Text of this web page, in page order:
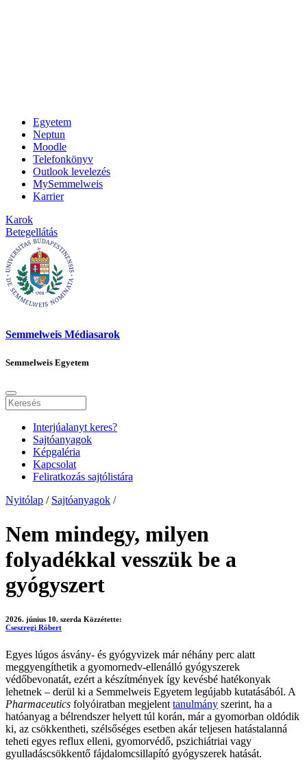
Egyetem
Neptun
Moodle
Telefonkönyv
Outlook levelezés
MySemmelweis
Karrier
Karok
Betegellátás
Semmelweis Médiasarok
Semmelweis Egyetem
Interjúalanyt keres?
Sajtóanyagok
Képgaléria
Kapcsolat
Feliratkozás sajtólistára
Nyitólap / Sajtóanyagok /
Nem mindegy, milyen
folyadékkal vesszük be a
gyógyszert
2026. június 10. szerda Közzétette:
Cseszregi Róbert
Egyes lúgos ásvány- és gyógyvizek már néhány perc alatt
meggyengíthetik a gyomornedv-ellenálló gyógyszerek
védőbevonatát, ezért a készítmények így kevésbé hatékonyak
lehetnek – derül ki a Semmelweis Egyetem legújabb kutatásából. A
Pharmaceutics folyóiratban megjelent tanulmány szerint, ha a
hatóanyag a bélrendszer helyett túl korán, már a gyomorban oldódik
ki, az csökkentheti, szélsőséges esetben akár teljesen hatástalanná
teheti egyes reflux elleni, gyomorvédő, pszichiátriai vagy
gyulladáscsökkentő fájdalomcsillapító gyógyszerek hatását.